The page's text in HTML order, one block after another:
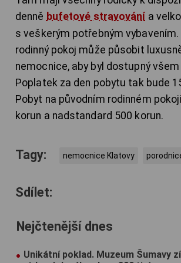
denně bufetové stravování a
s veškerým potřebným vybavením.
rodinný pokoj může působit
nemocnice, aby byl dostupný
Poplatek za den pobytu tak bude
Pobyt na původním rodinném
korun a nadstandard 500 korun.
Tagy: nemocnice Klatovy
Sdílet:
Nejčtenější dnes
Unikátní poklad. Muzeum Šumavy